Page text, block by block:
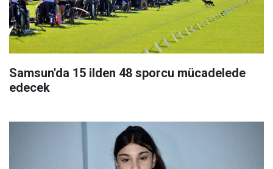
Samsun'da 15 ilden 48 sporcu mücadelede
edecek